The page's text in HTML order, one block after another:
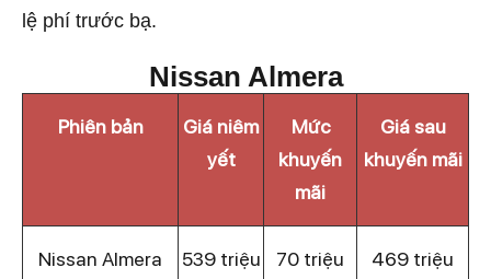
lệ phí trước bạ.
Nissan Almera
Phiên bản
Giá niêm
yết
Mức
khuyến
mãi
Giá sau
khuyến mãi
Nissan Almera
539 triệu
70 triệu
469 triệu